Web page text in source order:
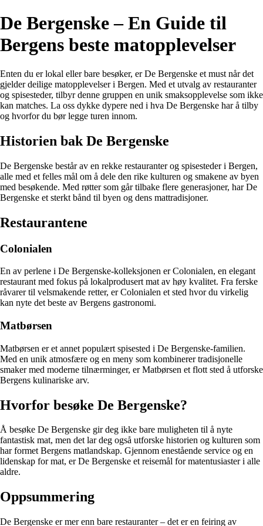
De Bergenske – En Guide til
Bergens beste matopplevelser
Enten du er lokal eller bare besøker, er De Bergenske et must når det
gjelder deilige matopplevelser i Bergen. Med et utvalg av restauranter
og spisesteder, tilbyr denne gruppen en unik smaksopplevelse som ikke
kan matches. La oss dykke dypere ned i hva De Bergenske har å tilby
og hvorfor du bør legge turen innom.
Historien bak De Bergenske
De Bergenske består av en rekke restauranter og spisesteder i Bergen,
alle med et felles mål om å dele den rike kulturen og smakene av byen
med besøkende. Med røtter som går tilbake flere generasjoner, har De
Bergenske et sterkt bånd til byen og dens mattradisjoner.
Restaurantene
Colonialen
En av perlene i De Bergenske-kolleksjonen er Colonialen, en elegant
restaurant med fokus på lokalprodusert mat av høy kvalitet. Fra ferske
råvarer til velsmakende retter, er Colonialen et sted hvor du virkelig
kan nyte det beste av Bergens gastronomi.
Matbørsen
Matbørsen er et annet populært spisested i De Bergenske-familien.
Med en unik atmosfære og en meny som kombinerer tradisjonelle
smaker med moderne tilnærminger, er Matbørsen et flott sted å utforske
Bergens kulinariske arv.
Hvorfor besøke De Bergenske?
Å besøke De Bergenske gir deg ikke bare muligheten til å nyte
fantastisk mat, men det lar deg også utforske historien og kulturen som
har formet Bergens matlandskap. Gjennom enestående service og en
lidenskap for mat, er De Bergenske et reisemål for matentusiaster i alle
aldre.
Oppsummering
De Bergenske er mer enn bare restauranter – det er en feiring av